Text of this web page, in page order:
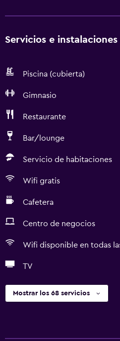
Servicios e instalaciones
Piscina (cubierta)
Gimnasio
Restaurante
Bar/lounge
Servicio de habitaciones
Wifi gratis
Cafetera
Centro de negocios
Wifi disponible en todas
TV
Mostrar los 68 servicios